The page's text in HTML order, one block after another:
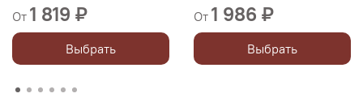
От 1 819 ₽
Выбрать
От 1 986 ₽
Выбрать